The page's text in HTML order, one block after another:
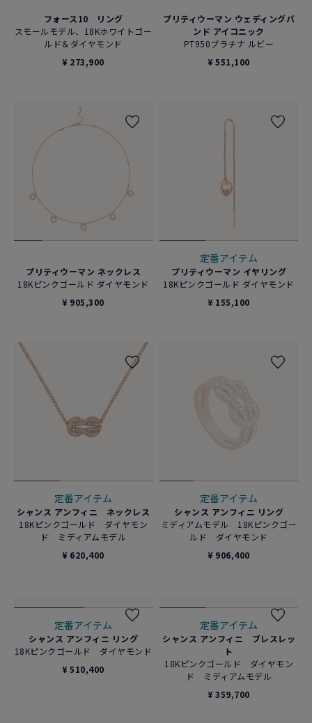
フォース10 リング
スモールモデル、18Kホワイトゴー
ルド＆ダイヤモンド
¥ 273,900
プリティウーマン ウェディングバ
ンド アイコニック
PT950プラチナ ルビー
¥ 551,100
プリティウーマン ネックレス
18Kピンクゴールド ダイヤモンド
¥ 905,300
定番アイテム
プリティウーマン イヤリング
18Kピンクゴールド ダイヤモンド
¥ 155,100
定番アイテム
シャンス アンフィニ ネックレス
18Kピンクゴールド ダイヤモン
ド ミディアムモデル
¥ 620,400
定番アイテム
シャンス アンフィニ リング
ミディアムモデル 18Kピンクゴー
ルド ダイヤモンド
¥ 906,400